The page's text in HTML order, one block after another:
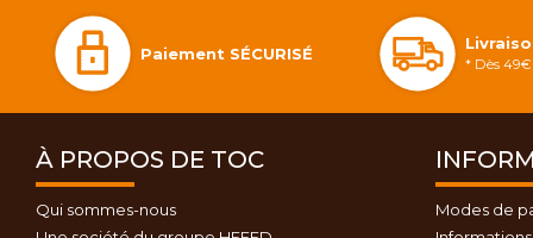
Paiement SÉCURISÉ
* Dès
À PROPOS DE TOC
Qui sommes-nous
Modes de